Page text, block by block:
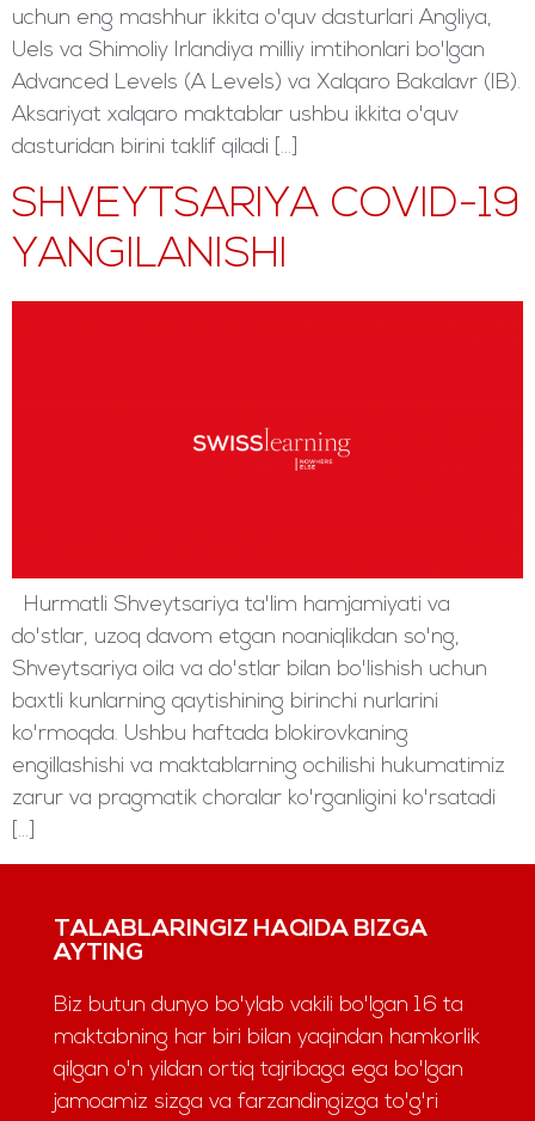
uchun eng mashhur ikkita o'quv dasturlari Angliya,
Uels va Shimoliy Irlandiya milliy imtihonlari bo'lgan
Advanced Levels (A Levels) va Xalqaro Bakalavr (IB).
Aksariyat xalqaro maktablar ushbu ikkita o'quv
dasturidan birini taklif qiladi [...]
SHVEYTSARIYA COVID-19
YANGILANISHI
Hurmatli Shveytsariya ta'lim hamjamiyati va
do'stlar, uzoq davom etgan noaniqlikdan so'ng,
Shveytsariya oila va do'stlar bilan bo'lishish uchun
baxtli kunlarning qaytishining birinchi nurlarini
ko'rmoqda. Ushbu haftada blokirovkaning
engillashishi va maktablarning ochilishi hukumatimiz
zarur va pragmatik choralar ko'rganligini ko'rsatadi
[...]
TALABLARINGIZ HAQIDA BIZGA
AYTING
Biz butun dunyo bo'ylab vakili bo'lgan 16 ta
maktabning har biri bilan yaqindan hamkorlik
qilgan o'n yildan ortiq tajribaga ega bo'lgan
jamoamiz sizga va farzandingizga to'g'ri